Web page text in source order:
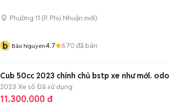
Phường 11 (P. Phú Nhuận mới)
b Bảo Nguyen4.7 670 đã bán
Cub 50cc 2023 chính chủ bstp xe như mới.
2023 Xe số Đã sử dụng
11.300.000 đ